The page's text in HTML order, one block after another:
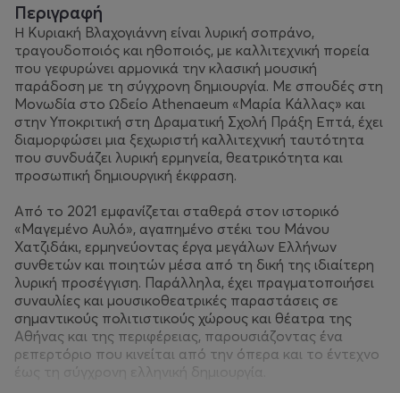
Περιγραφή
Η Κυριακή Βλαχογιάννη είναι λυρική σοπράνο,
τραγουδοποιός και ηθοποιός, με καλλιτεχνική πορεία
που γεφυρώνει αρμονικά την κλασική μουσική
παράδοση με τη σύγχρονη δημιουργία. Με σπουδές στη
Μονωδία στο Ωδείο Athenaeum «Μαρία Κάλλας» και
στην Υποκριτική στη Δραματική Σχολή Πράξη Επτά, έχει
διαμορφώσει μια ξεχωριστή καλλιτεχνική ταυτότητα
που συνδυάζει λυρική ερμηνεία, θεατρικότητα και
προσωπική δημιουργική έκφραση.
Από το 2021 εμφανίζεται σταθερά στον ιστορικό
«Μαγεμένο Αυλό», αγαπημένο στέκι του Μάνου
Χατζιδάκι, ερμηνεύοντας έργα μεγάλων Ελλήνων
συνθετών και ποιητών μέσα από τη δική της ιδιαίτερη
λυρική προσέγγιση. Παράλληλα, έχει πραγματοποιήσει
συναυλίες και μουσικοθεατρικές παραστάσεις σε
σημαντικούς πολιτιστικούς χώρους και θέατρα της
Αθήνας και της περιφέρειας, παρουσιάζοντας ένα
ρεπερτόριο που κινείται από την όπερα και το έντεχνο
έως τη σύγχρονη ελληνική δημιουργία.